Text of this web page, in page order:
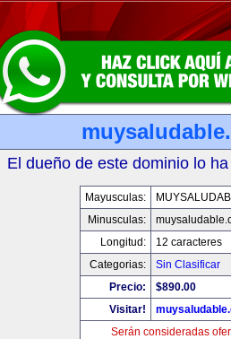
El dueño de este dominio lo
Mayusculas:
Minusculas:
Longitud:
12 caracteres
Categorias:
Sin Clasificar
Precio:
$890.00
Visitar!
Serán consideradas